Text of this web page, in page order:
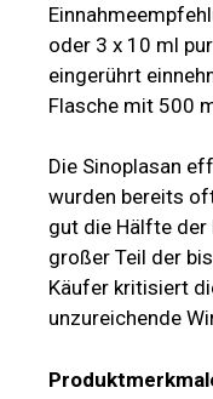
oder 3 x 10 ml
eingerührt
Flasche mit 500
Die Sinoplasan
wurden bereits
gut die Hälfte der
großer Teil der
Käufer kritisiert
unzureichende